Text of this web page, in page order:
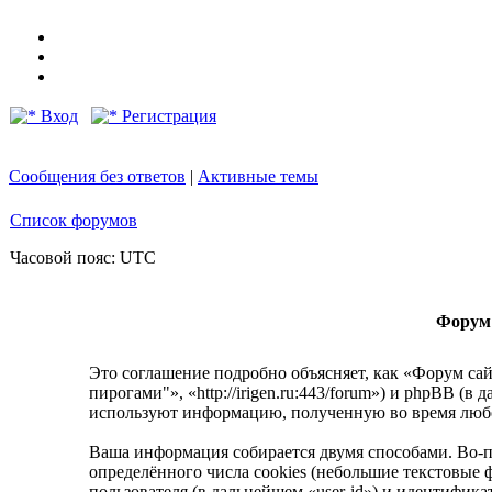
Вход Регистрация
Сообщения без ответов | Активные темы
Список форумов
Часовой пояс: UTC
Форум
Это соглашение подробно объясняет, как «Форум
пирогами"», «http://irigen.ru:443/forum») и phpBB (в
используют информацию, полученную во время
Ваша информация собирается двумя способами.
определённого числа cookies (небольшие